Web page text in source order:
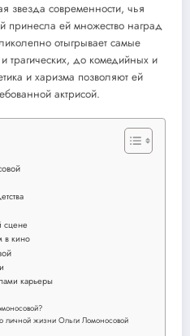
звезда современности, чья
принесла ей множество наград
отыгрывает самые
трагических, до комедийных и
и харизма позволяют ей
актрисой.
сцене
в кино
карьеры
личной жизни Ольги Ломоносовой